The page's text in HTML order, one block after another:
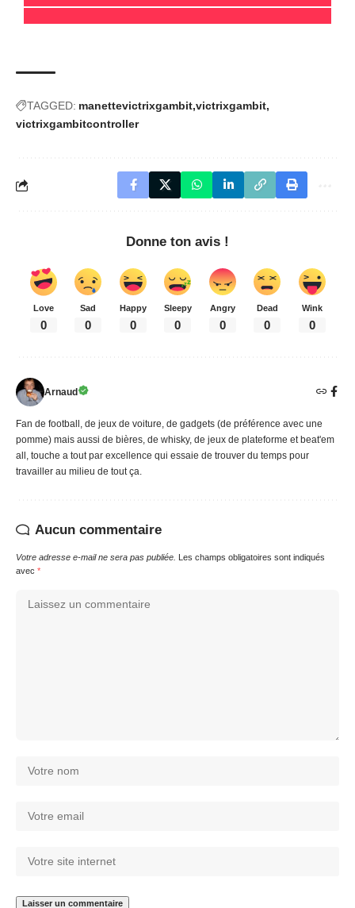
TAGGED: manettevictrixgambit victrixgambit
victrixgambitcontroller
Donne ton avis !
Love
0
Sad
0
Happy
0
Sleepy
0
Angry
0
Dead
0
Wink
0
Arnaud
Fan de football, de jeux de voiture, de gadgets (de préférence avec une
pomme) mais aussi de bières, de whisky, de jeux de plateforme et beat'em
all, touche a tout par excellence qui essaie de trouver du temps pour
travailler au milieu de tout ça.
Aucun commentaire
Votre adresse e-mail ne sera pas publiée. Les champs obligatoires sont indiqués
avec *